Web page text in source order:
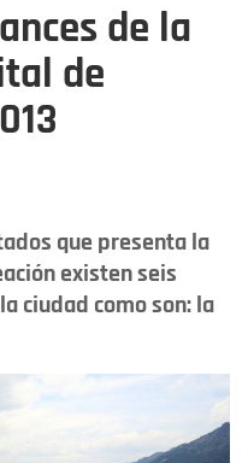
de la
de
que presenta la
existen seis
ciudad como son: la